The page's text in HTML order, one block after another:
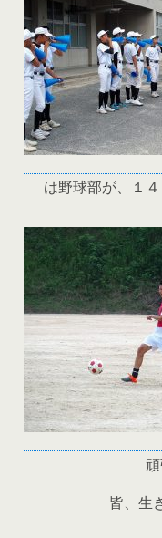
は野球部が、１
皆、生